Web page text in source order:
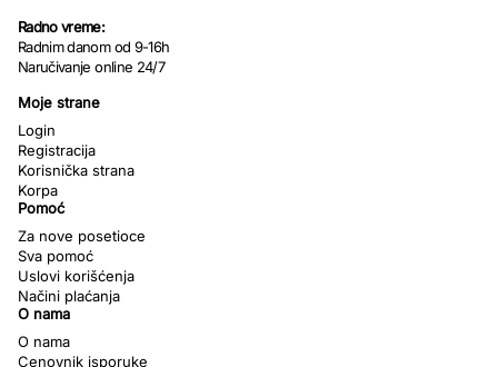
Radno vreme:
Radnim danom od 9-16h
Naručivanje online 24/7
Moje strane
Login
Registracija
Korisnička strana
Korpa
Pomoć
Za nove posetioce
Sva pomoć
Uslovi korišćenja
Načini plaćanja
O nama
O nama
Cenovnik isporuke